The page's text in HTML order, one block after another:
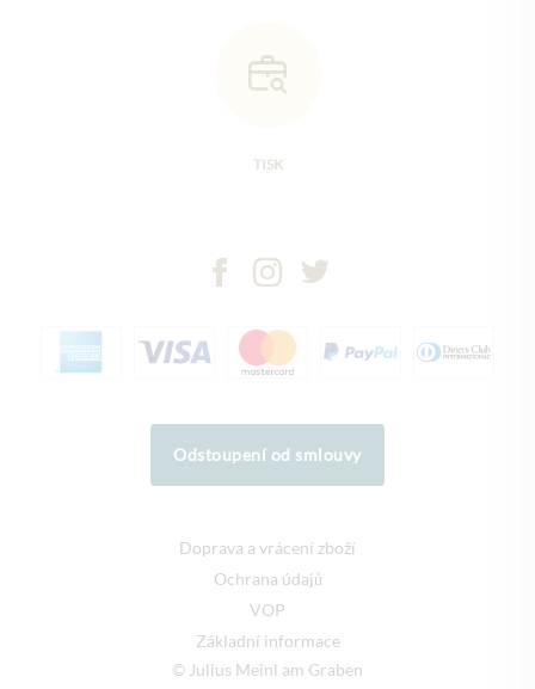
TISK
Odstoupení od smlouvy
Doprava a vrácení zboží
Ochrana údajů
VOP
Základní informace
© Julius Meinl am Graben